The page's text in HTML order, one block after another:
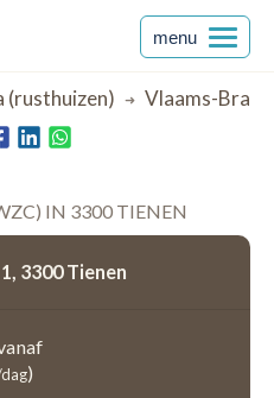
menu
Vlaams-
IN 3300 TIENEN
3300 Tienen
)